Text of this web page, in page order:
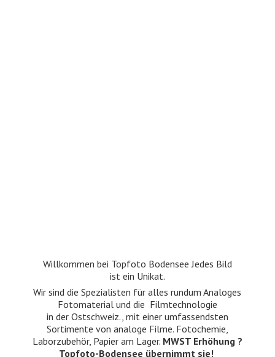
Willkommen bei Topfoto Bodensee Jedes Bild
ist ein Unikat.
Wir sind die Spezialisten für alles rundum Analoges
Fotomaterial und die Filmtechnologie
in der Ostschweiz., mit einer umfassendsten
Sortimente von analoge Filme. Fotochemie,
Laborzubehör, Papier am Lager. MWST Erhöhung ?
Topfoto-Bodensee übernimmt sie!